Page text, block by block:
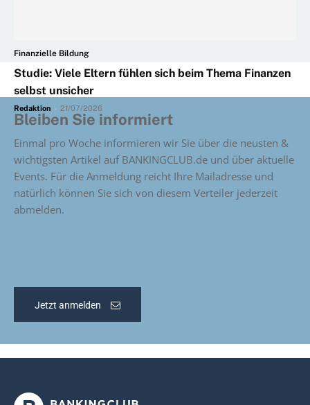
Finanzielle Bildung
Studie: Viele Eltern fühlen sich beim Thema Finanzen
selbst unsicher
Redaktion - 21/07/2026
Bleiben Sie informiert
Einmal pro Woche informieren wir Sie über die neusten &
wichtigsten Artikel auf BANKINGCLUB.de und über aktuelle
Events. Für die Anmeldung reicht Ihre Mailadresse und
natürlich können Sie sich von diesem Verteiler jederzeit
abmelden.
Jetzt anmelden